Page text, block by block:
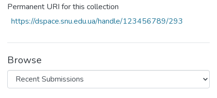
Permanent URI for this collection
https://dspace.snu.edu.ua/handle/123456789/293
Browse